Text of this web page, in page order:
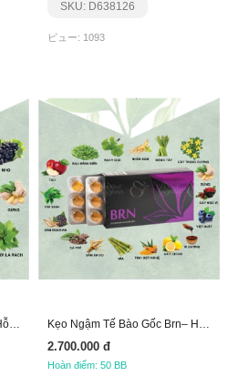
SKU: D638126
ビュー: 1093
Kẹo Ngậm Tế Bào Gốc Alt– Hỗ Trợ Hô Hấp, Bổ Phổi Kẹo Ngậm Tế Bào Gốc Brn– Hỗ Trợ Trí Não Aplgo
2.700.000 đ
Hoàn điểm: 50 BB